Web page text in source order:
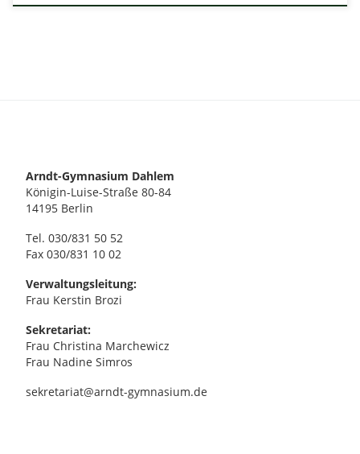
Arndt-Gymnasium Dahlem
Königin-Luise-Straße 80-84
14195 Berlin
Tel. 030/831 50 52
Fax 030/831 10 02
Verwaltungsleitung:
Frau Kerstin Brozi
Sekretariat:
Frau Christina Marchewicz
Frau Nadine Simros
sekretariat@arndt-gymnasium.de